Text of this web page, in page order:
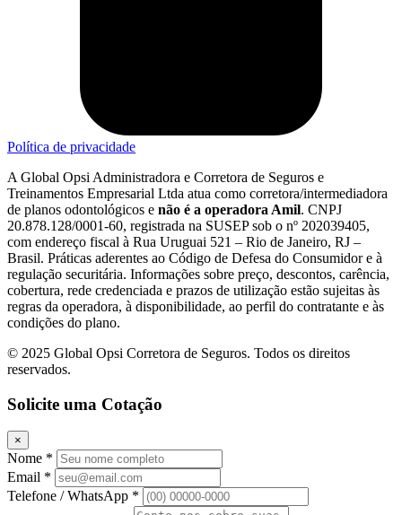
Política de privacidade
A Global Opsi Administradora e Corretora de Seguros e
Treinamentos Empresarial Ltda atua como corretora/intermediadora
de planos odontológicos e não é a operadora Amil. CNPJ
20.878.128/0001-60, registrada na SUSEP sob o nº 202039405,
com endereço fiscal à Rua Uruguai 521 – Rio de Janeiro, RJ –
Brasil. Práticas aderentes ao Código de Defesa do Consumidor e à
regulação securitária. Informações sobre preço, descontos, carência,
cobertura, rede credenciada e prazos de utilização estão sujeitas às
regras da operadora, à disponibilidade, ao perfil do contratante e às
condições do plano.
© 2025 Global Opsi Corretora de Seguros. Todos os direitos
reservados.
Solicite uma Cotação
×
Nome *
Email *
Telefone / WhatsApp *